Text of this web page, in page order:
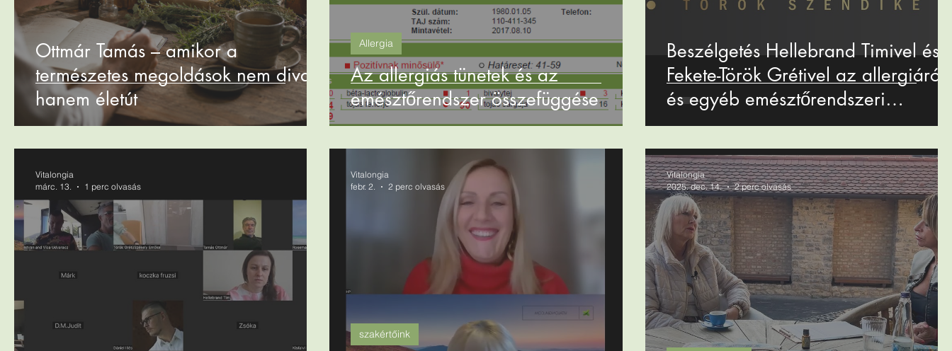
Ottmár Tamás – amikor a
természetes megoldások nem divat,
hanem életút
Az allergiás tünetek és az
emésztőrendszer összefüggése
Allergia
Beszélgetés Hellebrand Timivel és
Fekete-Török Grétivel az allergiáról
és egyéb emésztőrendszeri
problémákról
Vitalongia
márc. 13.
1 perc olvasás
szakértőink
Vitalongia
febr. 2.
2 perc olvasás
Vitalongia
2025. dec. 14.
2 perc olvasás